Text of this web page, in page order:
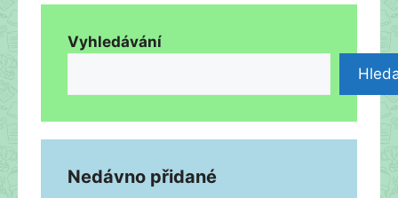
Vyhledávání
Nedávno přidané